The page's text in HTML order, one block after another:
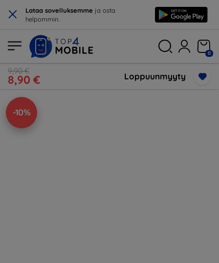
× Lataa sovelluksemme ja osta
helpommin.
0
9,90 €
8,90 € Loppuunmyyty
-10%